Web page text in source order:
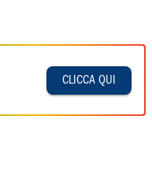
CLICCA QUI